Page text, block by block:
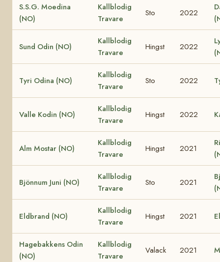
S.S.G. Moedina
(NO)
Kallblodig
Travare
Sto 2022
Sund Odin (NO)
Kallblodig
Travare
Hingst 2022
Tyri Odina (NO)
Kallblodig
Travare
Sto 2022
Valle Kodin (NO)
Kallblodig
Travare
Hingst 2022
Alm Mostar (NO)
Kallblodig
Travare
Hingst 2021
Bjönnum Juni (NO)
Kallblodig
Travare
Sto 2021
Eldbrand (NO)
Kallblodig
Travare
Hingst 2021
Hagebakkens Odin
(NO)
Kallblodig
Travare
Valack 2021